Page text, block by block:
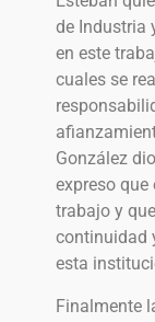
de Industria
en este
cuales se
González
expreso que
trabajo y
continuidad
esta
Finalmente